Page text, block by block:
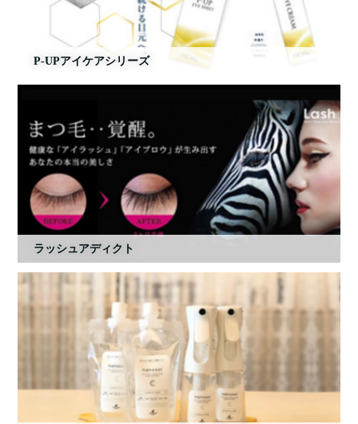
P-UPアイケアシリーズ
ラッシュアディクト